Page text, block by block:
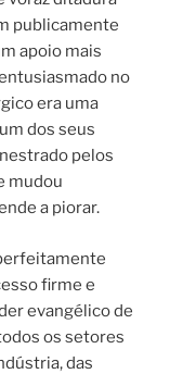
publicamente
apoio mais
no
era uma
dos seus
pelos
mudou
a piorar.
firme e
evangélico de
os setores
das